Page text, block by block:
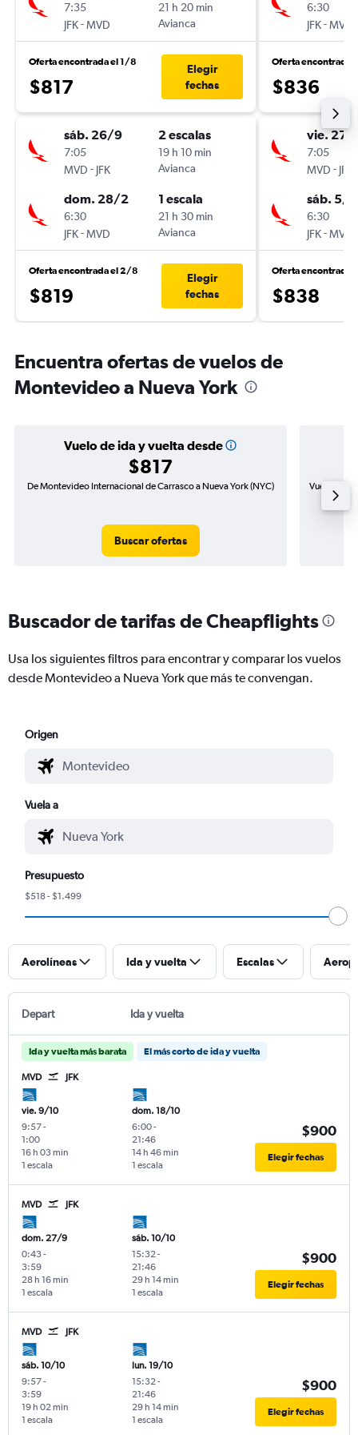
7:35
JFK-MVD
21 h 20 min
Avianca
Oferta encontrada el 1/8
$817
Elegir
fechas
sáb. 26/9
7:05
MVD - JFK
2 escalas
19 h 10 min
Avianca
dom. 28/2
6:30
JFK-MVD
1 escala
21 h 30 min
Avianca
Oferta encontrada el 2/8
$819
Elegir
fechas
6:30
JFK-MVD
Oferta encontrada
$836
vie. 27/
7:05
MVD - JFK
sáb. 5/
6:30
JFK-MVD
Oferta encontrada
$838
Encuentra ofertas de vuelos de
Montevideo a Nueva York
Vuelo de ida y vuelta desde
$817
De Montevideo Internacional de Carrasco a Nueva York (NYC)
Buscar ofertas
Vuelo de
Buscador de tarifas de Cheapflights
Usa los siguientes filtros para encontrar y comparar los vuelos
desde Montevideo a Nueva York que más te convengan.
Origen
Vuela a
Presupuesto
$518 - $1.499
Aerolíneas Ida y vuelta Escalas
Depart Ida y vuelta
Ida y vuelta más barata El más corto de ida y vuelta
MVD JFK
vie. 9/10
9:57-
1:00
1 escala
16 h 03 min
dom. 18/10
6:00-
21:46
1 escala
14 h 46 min
$900
Elegir fechas
MVD JFK
dom. 27/9
0:43-
3:59
1 escala
28 h 16 min
sáb. 10/10
15:32-
21:46
1 escala
29 h 14 min
$900
Elegir fechas
MVD JFK
sáb. 10/10
9:57-
3:59
1 escala
19 h 02 min
lun. 19/10
15:32-
21:46
1 escala
29 h 14 min
$900
Elegir fechas